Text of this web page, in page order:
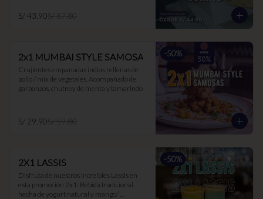
S/ 43.90S/ 87.80
-50%
2x1 MUMBAI STYLE SAMOSA
Crujientes empanadas indias rellenas de
pollo / mix de vegetales. Acompañado de
garbanzos, chutney de menta y tamarindo
S/ 29.90S/ 59.80
-50%
2X1 LASSIS
Disfruta de nuestros increíbles Lassis en
esta promoción 2x1: Bebida tradicional
hecha de yogurt natural y mango/